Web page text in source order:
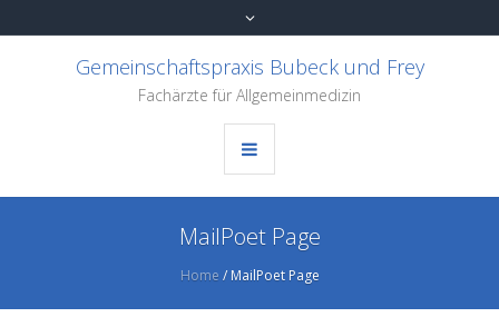
Gemeinschaftspraxis Bubeck und Frey
Fachärzte für Allgemeinmedizin
MailPoet Page
Home / MailPoet Page